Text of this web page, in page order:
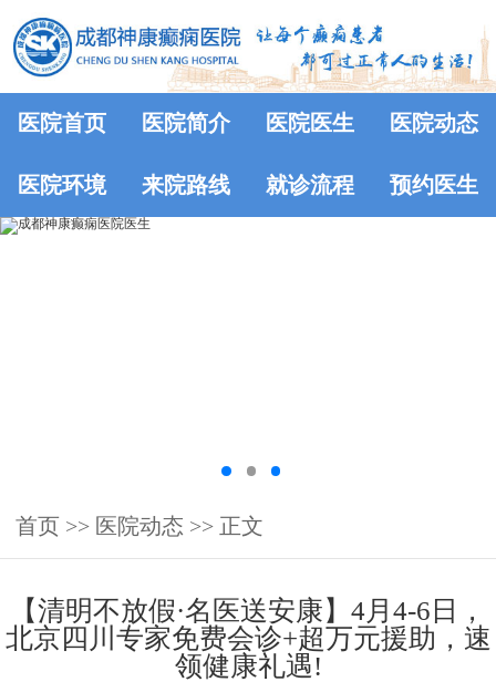
医院首页 医院简介 医院医生 医院动态
医院环境 来院路线 就诊流程 预约医生
首页 >> 医院动态 >> 正文
【清明不放假·名医送安康】4月4-6日，
北京四川专家免费会诊+超万元援助，速
领健康礼遇!